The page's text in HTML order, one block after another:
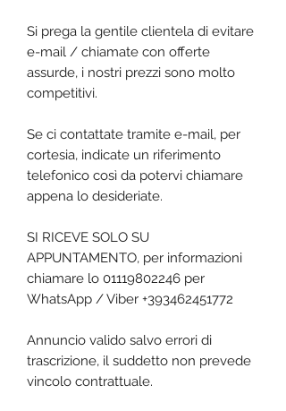
Si prega la gentile clientela di evitare
e-mail / chiamate con offerte
assurde, i nostri prezzi sono molto
competitivi.
Se ci contattate tramite e-mail, per
cortesia, indicate un riferimento
telefonico così da potervi chiamare
appena lo desideriate.
SI RICEVE SOLO SU
APPUNTAMENTO, per informazioni
chiamare lo 01119802246 per
WhatsApp / Viber +393462451772
Annuncio valido salvo errori di
trascrizione, il suddetto non prevede
vincolo contrattuale.